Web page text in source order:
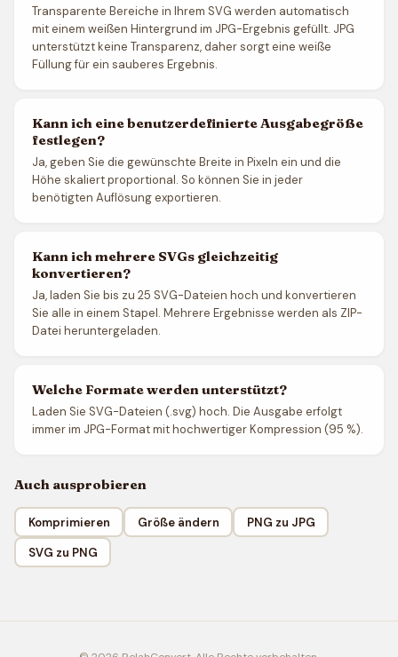
Transparente Bereiche in Ihrem SVG werden automatisch
mit einem weißen Hintergrund im JPG-Ergebnis gefüllt. JPG
unterstützt keine Transparenz, daher sorgt eine weiße
Füllung für ein sauberes Ergebnis.
Kann ich eine benutzerdefinierte Ausgabegröße
festlegen?
Ja, geben Sie die gewünschte Breite in Pixeln ein und die
Höhe skaliert proportional. So können Sie in jeder
benötigten Auflösung exportieren.
Kann ich mehrere SVGs gleichzeitig
konvertieren?
Ja, laden Sie bis zu 25 SVG-Dateien hoch und konvertieren
Sie alle in einem Stapel. Mehrere Ergebnisse werden als ZIP-
Datei heruntergeladen.
Welche Formate werden unterstützt?
Laden Sie SVG-Dateien (.svg) hoch. Die Ausgabe erfolgt
immer im JPG-Format mit hochwertiger Kompression (95 %).
Auch ausprobieren
Komprimieren Größe ändern
PNG zu JPG
SVG zu PNG